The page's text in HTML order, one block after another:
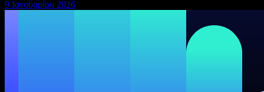
9 Ιανουαρίου 2026